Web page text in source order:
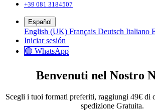
+39 081 3184507
Español
English (UK) Français Deutsch Italiano
Iniciar sesión
🟢 WhatsApp
Benvenuti nel Nostro
Scegli i tuoi formati preferiti, raggiungi 49€ di
spedizione Gratuita.